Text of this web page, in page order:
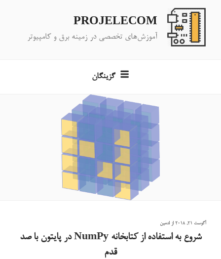
PROJELECOM
آموزش‌های تخصصی در زمینه برق و کامپیوتر
گزینگان
نوشته‌شده
آگوست 21, 2018 از ادمین
شروع به استفاده از کتابخانه NumPy در پایتون با صد
قدم